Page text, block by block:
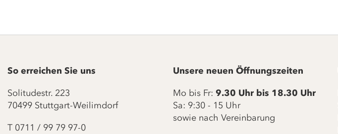
So erreichen Sie uns
Solitudestr. 223
70499 Stuttgart-Weilimdorf
T 0711 / 99 79 97-0
Unsere neuen Öffnungszeiten
Mo bis Fr: 9.30 Uhr bis 18.30 Uhr
Sa: 9:30 - 15 Uhr
sowie nach Vereinbarung